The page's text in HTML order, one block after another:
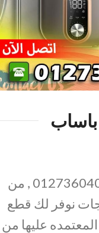
رقم صيانة باساب بمطروح 01273604050 , من
نوفر لك قطع
عليها من